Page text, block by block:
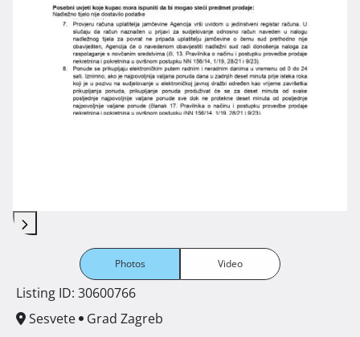
Photos Video
Listing ID: 30600766
Sesvete
Grad Zagreb